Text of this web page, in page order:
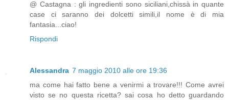
@ Castagna : gli ingredienti sono siciliani,chissà in quante
case ci saranno dei dolcetti simili,il nome è di mia
fantasia...ciao!
Rispondi
Alessandra 7 maggio 2010 alle ore 19:36
ma come hai fatto bene a venirmi a trovare!!! Come avrei
visto se no questa ricetta? sai cosa ho detto guardando